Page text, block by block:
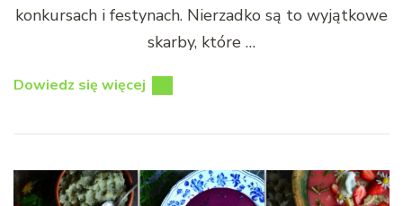
konkursach i festynach. Nierzadko są to wyjątkowe
skarby, które …
Dowiedz się więcej